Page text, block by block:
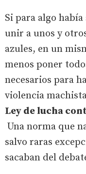
Si para algo
unir a unos y
azules, en un
menos poner
necesarios para
violencia
Ley de lucha
Una norma que
salvo raras
sacaban del